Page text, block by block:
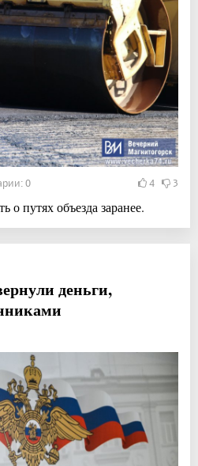
0 4 3
о путях объезда заранее.
деньги,